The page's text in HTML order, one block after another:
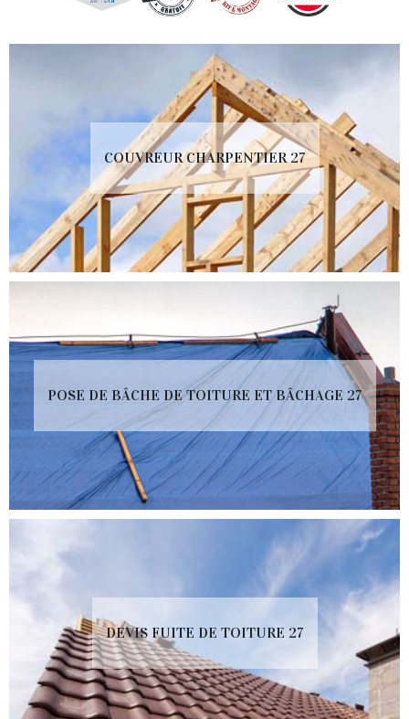
COUVREUR CHARPENTIER 27
POSE DE BÂCHE DE TOITURE ET BÂCHAGE 27
DEVIS FUITE DE TOITURE 27